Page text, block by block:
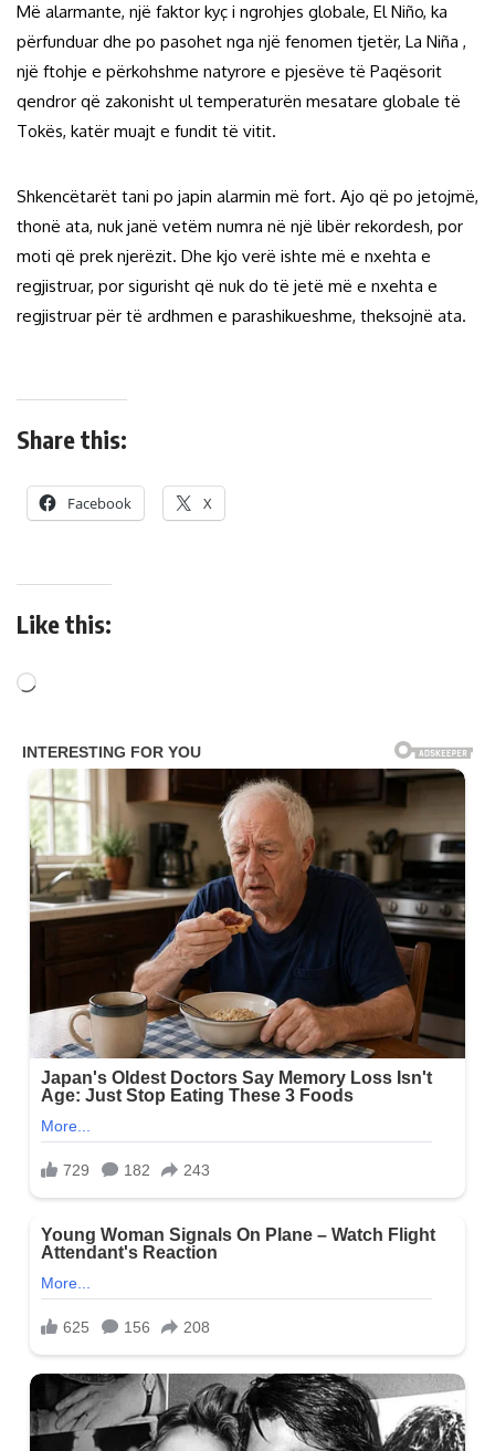
Më alarmante, një faktor kyç i ngrohjes globale, El Niño, ka
përfunduar dhe po pasohet nga një fenomen tjetër, La Niña ,
një ftohje e përkohshme natyrore e pjesëve të Paqësorit
qendror që zakonisht ul temperaturën mesatare globale të
Tokës, katër muajt e fundit të vitit.
Shkencëtarët tani po japin alarmin më fort. Ajo që po jetojmë,
thonë ata, nuk janë vetëm numra në një libër rekordesh, por
moti që prek njerëzit. Dhe kjo verë ishte më e nxehta e
regjistruar, por sigurisht që nuk do të jetë më e nxehta e
regjistruar për të ardhmen e parashikueshme, theksojnë ata.
Share this:
Facebook X
Like this: